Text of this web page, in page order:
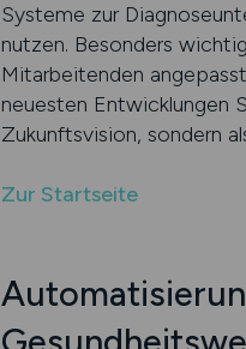
Systeme zur
nutzen. Besonders
Mitarbeitenden
neuesten Entwicklungen
Zukunftsvision, sondern
Zur Startseite